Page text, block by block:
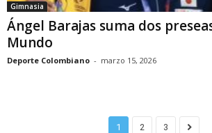
Gimnasia
Ángel Barajas suma dos
Mundo
Deporte Colombiano - marzo 15, 2026
1 2 3